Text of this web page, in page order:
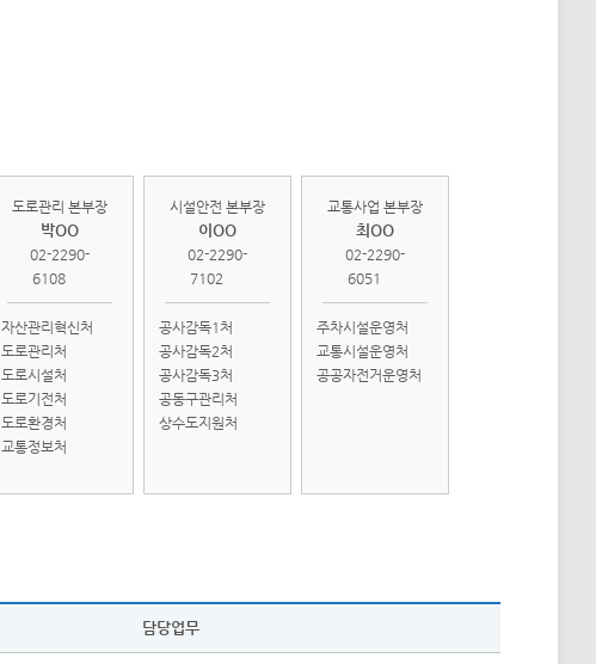
도로관리 본부장
박OO
02-2290-
6108
자산관리혁신처
도로관리처
도로시설처
도로기전처
도로환경처
교통정보처
시설안전 본부장
이OO
02-2290-
7102
공사감독1처
공사감독2처
공사감독3처
공동구관리처
상수도지원처
교통사업 본부장
최OO
02-2290-
6051
주차시설운영처
교통시설운영처
공공자전거운영처
담당업무